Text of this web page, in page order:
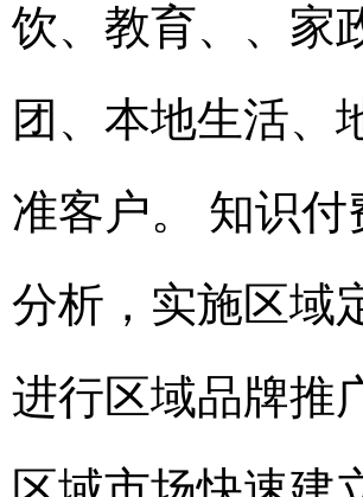
饮、教育、、家
团、本地生活、
准客户。 知识
分析，实施区域
进行区域品牌推